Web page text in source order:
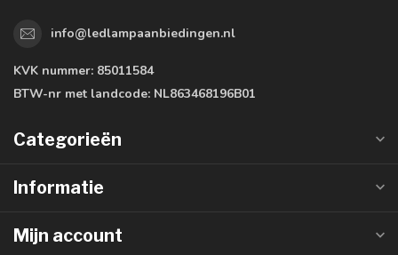
info@ledlampaanbiedingen.nl
KVK nummer: 85011584
BTW-nr met landcode: NL863468196B01
Categorieën
Informatie
Mijn account